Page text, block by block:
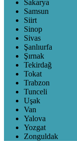
Sakarya
Samsun
Siirt
Sinop
Sivas
Şanlıurfa
Şırnak
Tekirdağ
Tokat
Trabzon
Tunceli
Uşak
Van
Yalova
Yozgat
Zonguldak